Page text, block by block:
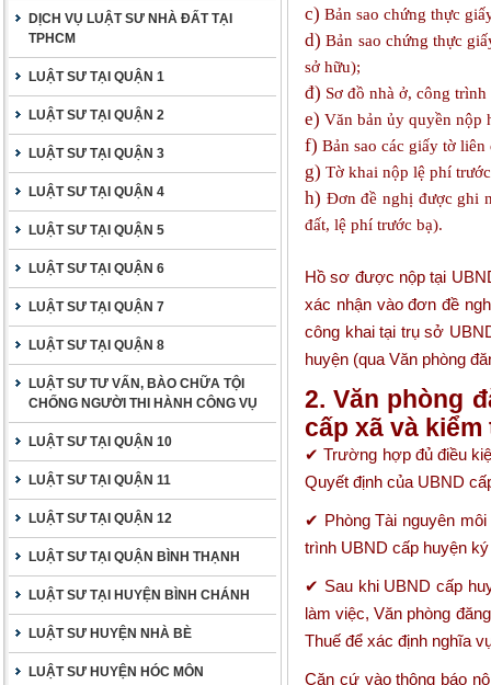
DỊCH VỤ LUẬT SƯ NHÀ ĐẤT TẠI
TPHCM
LUẬT SƯ TẠI QUẬN 1
LUẬT SƯ TẠI QUẬN 2
LUẬT SƯ TẠI QUẬN 3
LUẬT SƯ TẠI QUẬN 4
LUẬT SƯ TẠI QUẬN 5
LUẬT SƯ TẠI QUẬN 6
LUẬT SƯ TẠI QUẬN 7
LUẬT SƯ TẠI QUẬN 8
LUẬT SƯ TƯ VẤN, BÀO CHỮA TỘI
CHỐNG NGƯỜI THI HÀNH CÔNG VỤ
LUẬT SƯ TẠI QUẬN 10
LUẬT SƯ TẠI QUẬN 11
LUẬT SƯ TẠI QUẬN 12
LUẬT SƯ TẠI QUẬN BÌNH THẠNH
LUẬT SƯ TẠI HUYỆN BÌNH CHÁNH
LUẬT SƯ HUYỆN NHÀ BÈ
LUẬT SƯ HUYỆN HÓC MÔN
c) Bản sao chứng thực
d) Bản sao chứng thực
sở hữu);
đ) Sơ đồ nhà ở, công
e) Văn bản ủy quyền nộp
f) Bản sao các giấy tờ
g) Tờ khai nộp lệ phí
h) Đơn đề nghị được ghi
đất, lệ phí trước bạ).
Hồ sơ được nộp tại
xác nhận vào đơn đề
công khai tại trụ sở
huyện (qua Văn phòng
2. Văn phòng
cấp xã và
✔ Trường hợp đủ điều
Quyết định của UBND
✔ Phòng Tài nguyên
trình UBND cấp huyện
✔ Sau khi UBND cấp
làm việc, Văn phòng
Thuế để xác định nghĩa
Căn cứ vào thông báo